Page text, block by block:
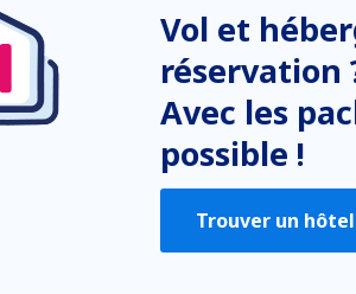
Vol et
réservation
Avec les
possible !
Trouver un hôtel